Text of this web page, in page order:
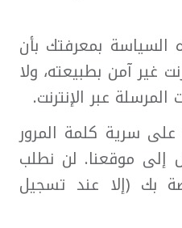
بمعرفتك بأن
غير آمن بطبيعته، ولا
عبر الإنترنت.
سرية كلمة المرور
إلى موقعنا. لن نطلب
بك (إلا عند تسجيل